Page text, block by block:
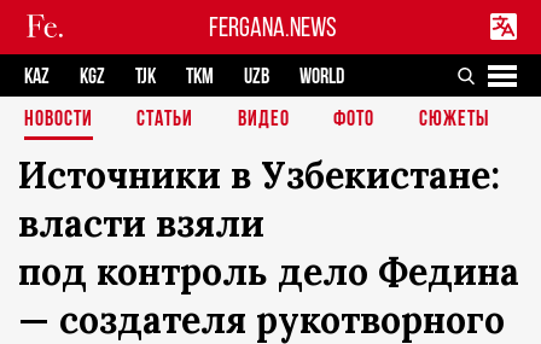
FERGANA.NEWS
KAZ KGZ TJK TKM UZB
WORLD
НОВОСТИ
СТАТЬИ ВИДЕО ФОТО СЮЖЕТЫ
Источники в Узбекистане:
власти взяли
под контроль дело Федина
— создателя рукотворного